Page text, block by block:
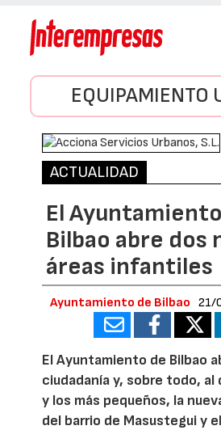
EQUIPAMIENTO
ACTUALIDAD
El
Bilbao abre dos
áreas infantiles
Ayuntamiento de Bilbao 21/
El Ayuntamiento de Bilbao
ciudadanía y, sobre todo,
y los más pequeños, la
del barrio de Masustegui y